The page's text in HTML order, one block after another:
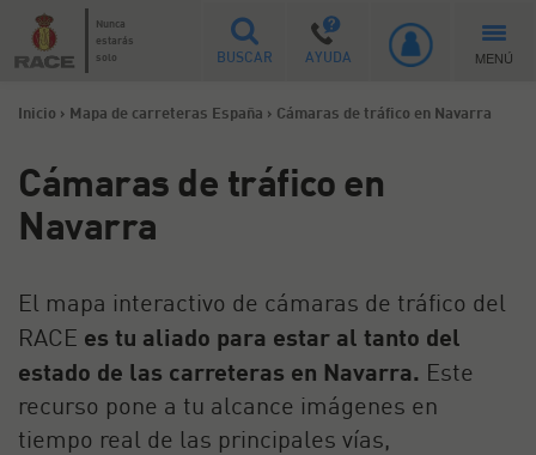
Nunca
estarás
solo
BUSCAR AYUDA MENÚ
Inicio > Mapa de carreteras España > Cámaras de tráfico en Navarra
Cámaras de tráfico en
Navarra
El mapa interactivo de cámaras de tráfico del
RACE es tu aliado para estar al tanto del
estado de las carreteras en Navarra. Este
recurso pone a tu alcance imágenes en
tiempo real de las principales vías,